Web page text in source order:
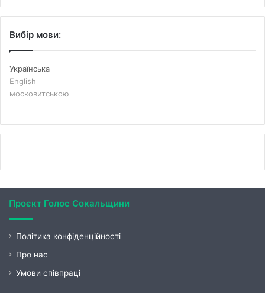
Вибір мови:
Українська
English
московитською
Проєкт Голос Сокальщини
Політика конфіденційності
Про нас
Умови співпраці